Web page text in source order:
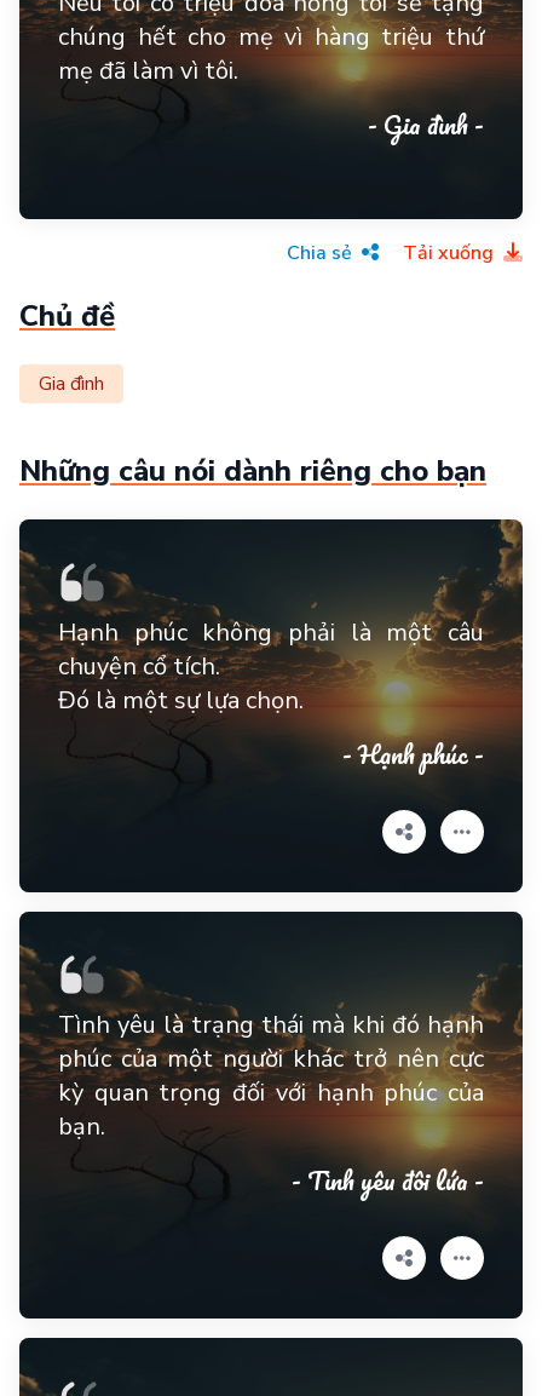
chúng hết cho mẹ vì hàng triệu thứ
mẹ đã làm vì tôi.
- Gia đình -
Chia sẻ Tải xuống
Chủ đề
Gia đình
Những câu nói dành riêng cho bạn
Hạnh phúc không phải là một câu
chuyện cổ tích.
Đó là một sự lựa chọn.
- Hạnh phúc -
Tình yêu là trạng thái mà khi đó hạnh
phúc của một người khác trở nên cực
kỳ quan trọng đối với hạnh phúc của
bạn.
- Tình yêu đôi lứa -